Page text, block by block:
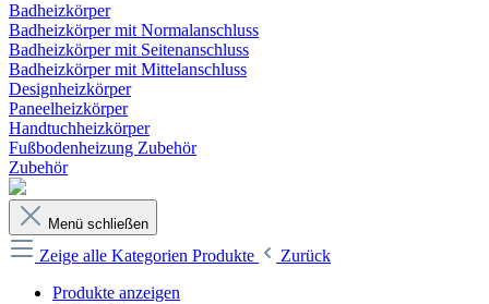
Badheizkörper
Badheizkörper mit Normalanschluss
Badheizkörper mit Seitenanschluss
Badheizkörper mit Mittelanschluss
Designheizkörper
Paneelheizkörper
Handtuchheizkörper
Fußbodenheizung Zubehör
Zubehör
Menü schließen
Zeige alle Kategorien Produkte
Zurück
Produkte anzeigen